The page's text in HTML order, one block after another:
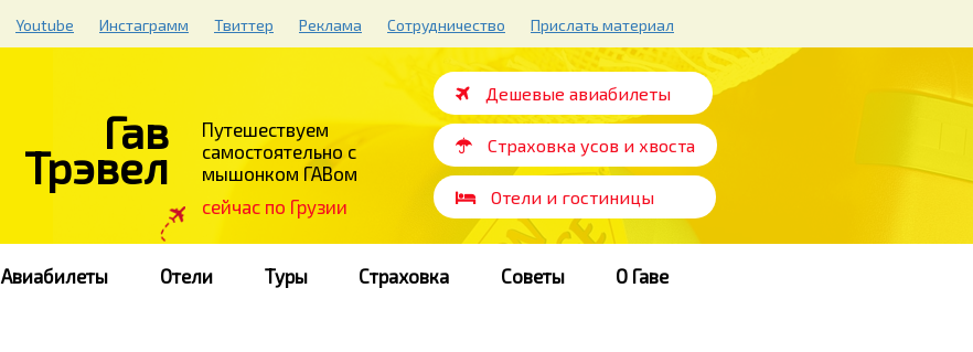
Youtube Инстаграмм Твиттер Реклама Сотрудничество Прислать материал
Гав
Трэвел
Путешествуем
самостоятельно с
мышонком ГАВом
cейчас по Грузии
Дешевые авиабилеты
Страховка усов и хвоста
Отели и гостиницы
Авиабилеты Отели Туры Страховка Советы О Гаве